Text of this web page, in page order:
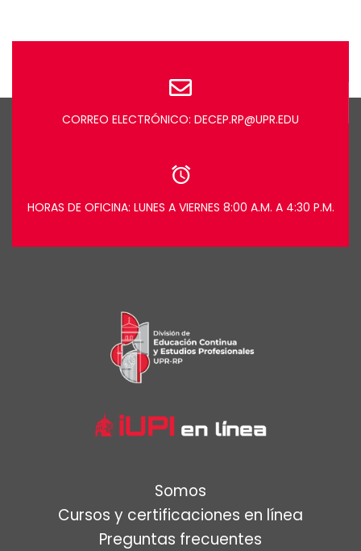
CORREO ELECTRÓNICO: DECEP.RP@UPR.EDU
HORAS DE OFICINA: LUNES A VIERNES 8:00 A.M. A 4:30 P.M.
Somos
Cursos y certificaciones en línea
Preguntas frecuentes